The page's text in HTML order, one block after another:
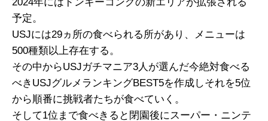
予定。
USJには29ヵ所の食べられる所があり、メニューは
500種類以上存在する。
その中からUSJガチマニア3人が選んだ今絶対食べる
べきUSJグルメランキングBEST5を作成しそれを5位
から順番に挑戦者たちが食べていく。
そして1位まで食べきると閉園後にスーパー・ニンテ